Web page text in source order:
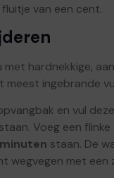
van een cent.
hardnekkige,
meest ingebrande
en vul
Voeg een
staan. De
wegvegen met een